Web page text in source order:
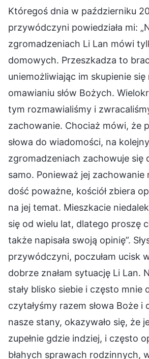
Któregoś dnia w październiku
przywódczyni powiedziała mi:
zgromadzeniach Li Lan mówi
domowych. Przeszkadza to
uniemożliwiając im skupienie
omawianiu słów Bożych.
tym rozmawialiśmy i
zachowanie. Chociaż mówi, że
słowa do wiadomości, na
zgromadzeniach zachowuje się
samo. Ponieważ jej zachowanie
dość poważne, kościół zbiera
na jej temat. Mieszkacie
się od wielu lat, dlatego proszę
także napisała swoją opinię”.
przywódczyni, poczułam ucisk
dobrze znałam sytuację Li Lan.
stały blisko siebie i często mnie
czytałyśmy razem słowa Boże i
nasze stany, okazywało się, że
zupełnie gdzie indziej, i często
błahych sprawach rodzinnych,